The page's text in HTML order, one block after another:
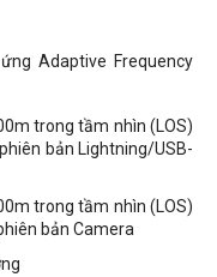
Adaptive Frequency
trong tầm nhìn (LOS)
bản Lightning/USB-
trong tầm nhìn (LOS)
bản Camera